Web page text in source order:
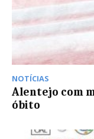
NOTÍCIAS
Alentejo com
óbito